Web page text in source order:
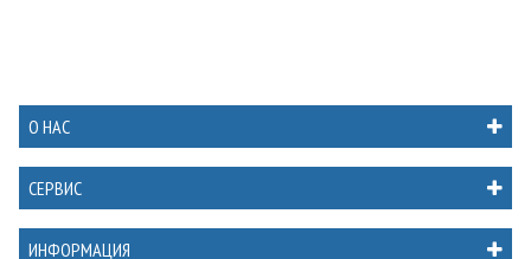
О НАС
СЕРВИС
ИНФОРМАЦИЯ